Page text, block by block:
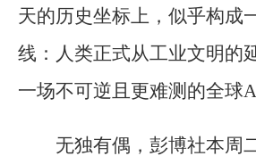
天的历史坐标上，似乎构成
线：人类正式从工业文明的
一场不可逆且更难测的全球
无独有偶，彭博社本周